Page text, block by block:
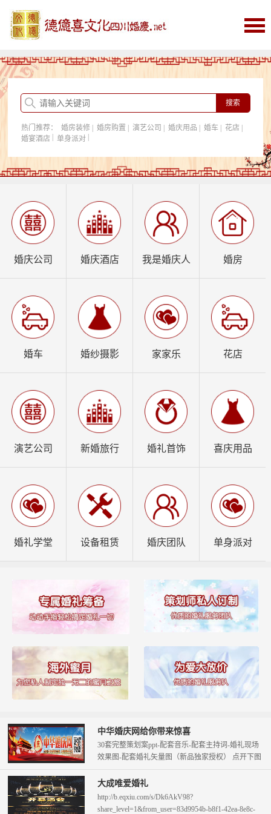
首页
婚庆
婚庆酒店
婚房购置
我是婚庆人
热门推荐： 婚房装修| 婚房购置 演艺公司 婚庆用品 婚车| 花店|
婚宴酒店| 单身派对|
婚庆公司 婚庆酒店 我是婚庆人 婚房
婚车 婚纱摄影 家家乐 花店
演艺公司 新婚旅行 婚礼首饰 喜庆用品
婚礼学堂 设备租赁 婚庆团队 单身派对
中华婚庆网给你带来惊喜
30套完整策划案ppt-配套音乐-配套主持词-婚礼现场
效果图-配套婚礼矢量图（新品独家授权） 点开下图
大成唯爱婚礼
http://b.eqxiu.com/s/Dk6AkV98?
share_level=1&from_user=83d9954b-b8f1-42ea-8e8c-